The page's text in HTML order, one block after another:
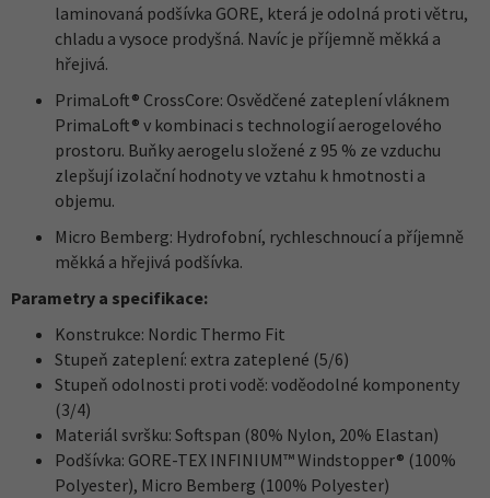
laminovaná podšívka GORE, která je odolná proti větru,
chladu a vysoce prodyšná. Navíc je příjemně měkká a
hřejivá.
PrimaLoft® CrossCore: Osvědčené zateplení vláknem
PrimaLoft® v kombinaci s technologií aerogelového
prostoru. Buňky aerogelu složené z 95 % ze vzduchu
zlepšují izolační hodnoty ve vztahu k hmotnosti a
objemu.
Micro Bemberg: Hydrofobní, rychleschnoucí a příjemně
měkká a hřejivá podšívka.
Parametry a specifikace:
Konstrukce: Nordic Thermo Fit
Stupeň zateplení: extra zateplené (5/6)
Stupeň odolnosti proti vodě: voděodolné komponenty
(3/4)
Materiál svršku: Softspan (80% Nylon, 20% Elastan)
Podšívka: GORE-TEX INFINIUM™ Windstopper® (100%
Polyester), Micro Bemberg (100% Polyester)